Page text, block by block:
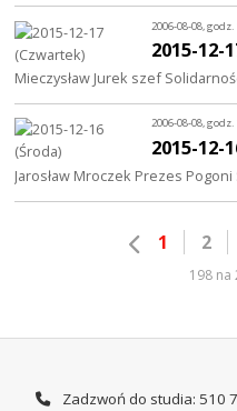
2006-08-08,
2015-12-
Mieczysław Jurek szef
2006-08-08,
2015-12-
Jarosław Mroczek Prezes Pogoni
1 2
198 na
Zadzwoń do studia: 510